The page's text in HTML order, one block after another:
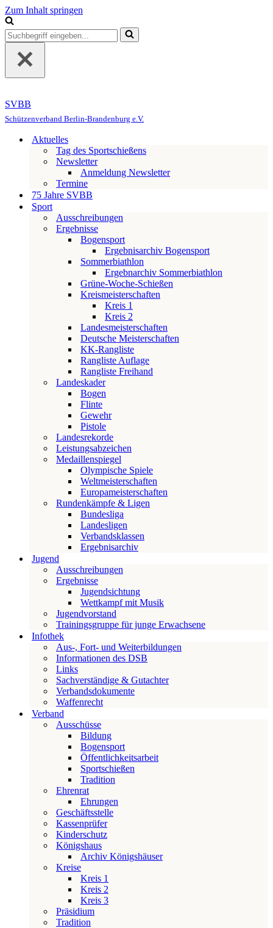
Zum Inhalt springen
Suchen
nach …
SVBB
Schützenverband Berlin-Brandenburg e.V.
Aktuelles
Tag des Sportschießens
Newsletter
Anmeldung Newsletter
Termine
75 Jahre SVBB
Sport
Ausschreibungen
Ergebnisse
Bogensport
Ergebnisarchiv Bogensport
Sommerbiathlon
Ergebnarchiv Sommerbiathlon
Grüne-Woche-Schießen
Kreismeisterschaften
Kreis 1
Kreis 2
Landesmeisterschaften
Deutsche Meisterschaften
KK-Rangliste
Rangliste Auflage
Rangliste Freihand
Landeskader
Bogen
Flinte
Gewehr
Pistole
Landesrekorde
Leistungsabzeichen
Medaillenspiegel
Olympische Spiele
Weltmeisterschaften
Europameisterschaften
Rundenkämpfe & Ligen
Bundesliga
Landesligen
Verbandsklassen
Ergebnisarchiv
Jugend
Ausschreibungen
Ergebnisse
Jugendsichtung
Wettkampf mit Musik
Jugendvorstand
Trainingsgruppe für junge Erwachsene
Infothek
Aus-, Fort- und Weiterbildungen
Informationen des DSB
Links
Sachverständige & Gutachter
Verbandsdokumente
Waffenrecht
Verband
Ausschüsse
Bildung
Bogensport
Öffentlichkeitsarbeit
Sportschießen
Tradition
Ehrenrat
Ehrungen
Geschäftsstelle
Kassenprüfer
Kinderschutz
Königshaus
Archiv Königshäuser
Kreise
Kreis 1
Kreis 2
Kreis 3
Präsidium
Tradition